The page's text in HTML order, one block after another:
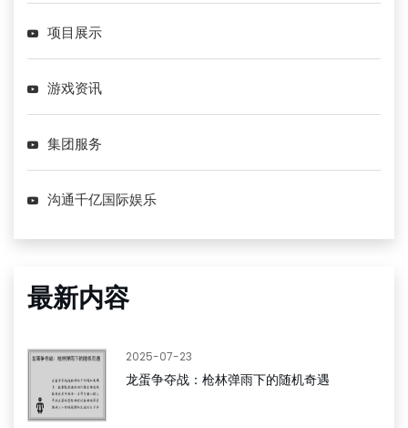
项目展示
游戏资讯
集团服务
沟通千亿国际娱乐
最新内容
2025-07-23
龙蛋争夺战：枪林弹雨下的随机奇遇